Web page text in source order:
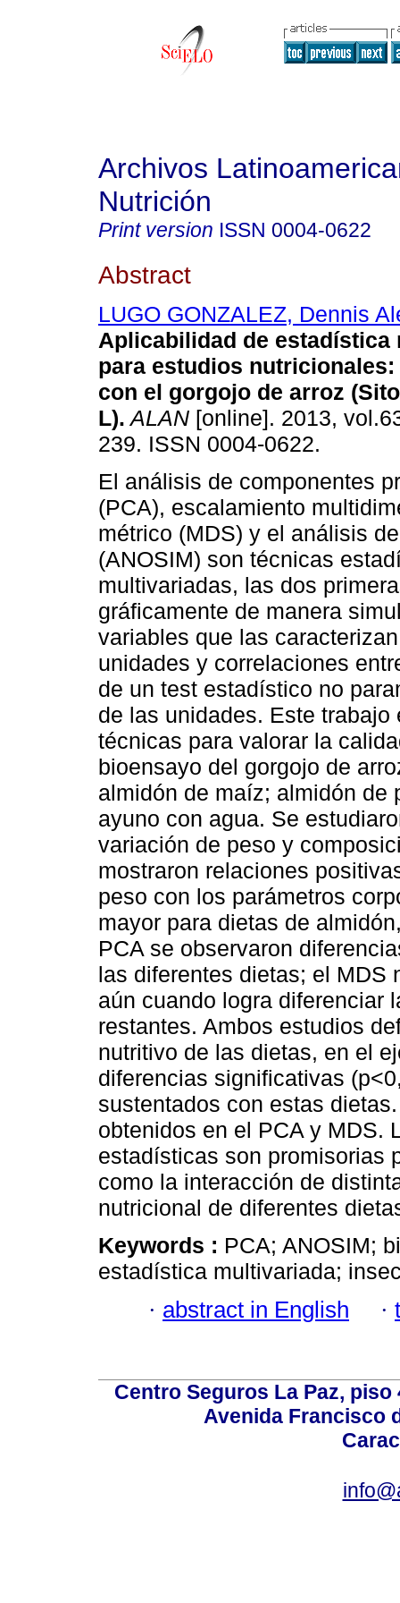
Archivos
Nutrición
Print version ISSN 0004-0622
Abstract
LUGO GONZALEZ, Dennis
Aplicabilidad de estadística
para estudios nutricionales:
con el gorgojo de arroz
L). ALAN [online]. 2013,
239. ISSN 0004-0622.
El análisis de componentes
(PCA), escalamiento
métrico (MDS) y el análisis
(ANOSIM) son técnicas
multivariadas, las dos
gráficamente de manera
variables que las
unidades y correlaciones
de un test estadístico no
de las unidades. Este
técnicas para valorar la
bioensayo del gorgojo de
almidón de maíz; almidón de
ayuno con agua. Se
variación de peso y
mostraron relaciones
peso con los parámetros
mayor para dietas de
PCA se observaron
las diferentes dietas; el MDS
aún cuando logra diferenciar
restantes. Ambos estudios
nutritivo de las dietas, en el
diferencias significativas
sustentados con estas
obtenidos en el PCA y MDS.
estadísticas son promisorias
como la interacción de
nutricional de diferentes
Keywords : PCA; ANOSIM;
estadística multivariada;
· abstract in English ·
Centro Seguros La Paz,
Avenida Francisco